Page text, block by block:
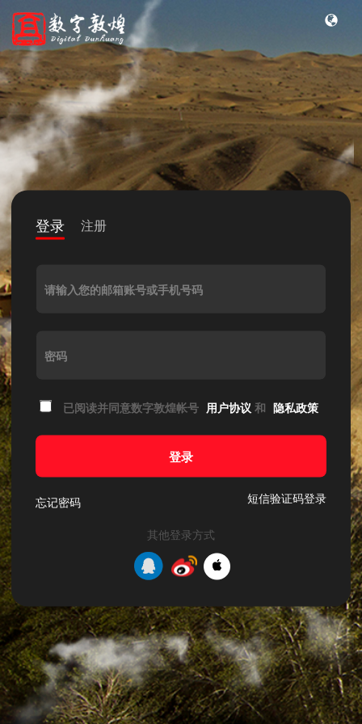
登录 注册
请输入您的邮箱账号或手机号码
密码
已阅读并同意数字敦煌帐号 用户协议 和 隐私政策
登录
忘记密码 短信验证码登录
其他登录方式